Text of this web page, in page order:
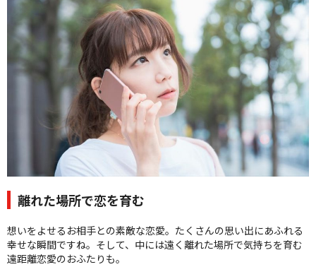
ゆびわ言葉®
クオリティ
AFFLUXダイヤモンド
サービス
お役立ち記事
フェア・ニュース
ブログ・お客様の声
カタログ請求
06-7777-7370
受付時間 11:00〜19:00/火曜日定休
よくあるご質問 |会社概要|採用情報
離れた場所で恋を育む
想いをよせるお相手との素敵な恋愛。たくさんの思い出にあふれる
幸せな瞬間ですね。そして、中には遠く離れた場所で気持ちを育む
遠距離恋愛のおふたりも。